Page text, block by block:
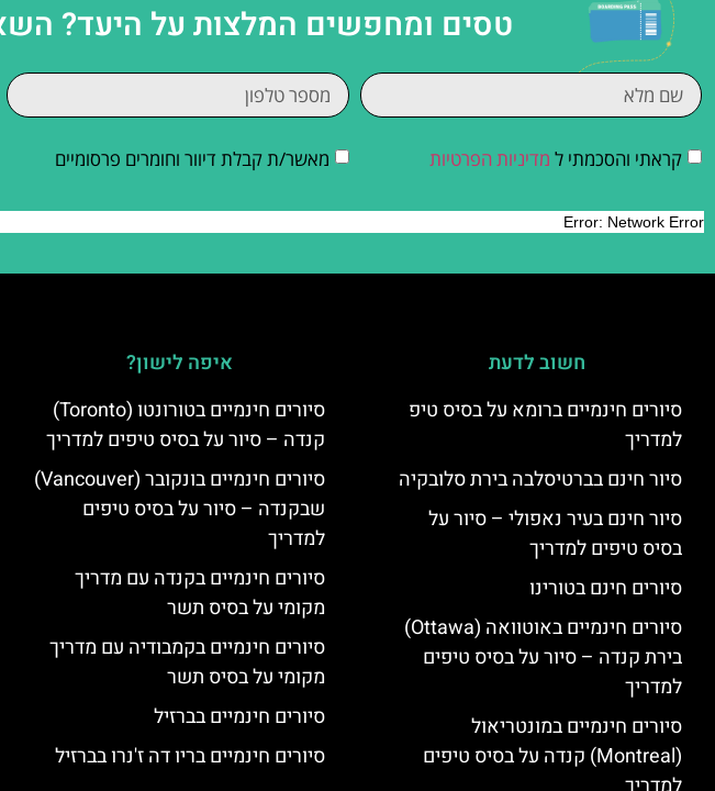
טסים ומחפשים המלצות על היעד?
קראתי והסכמתי ל מדיניות הפרטיות מאשר/ת קבלת דיוור וחומרים פרסומיים
חשוב לדעת
סיורים חינמיים ברומא על בסיס טיפ
למדריך
סיור חינם בברטיסלבה בירת סלובקיה
סיור חינם בעיר נאפולי – סיור על
בסיס טיפים למדריך
סיורים חינם בטורינו
סיורים חינמיים באוטוואה (Ottawa)
בירת קנדה – סיור על בסיס טיפים
למדריך
סיורים חינמיים במונטריאול
(Montreal) קנדה על בסיס טיפים
איפה לישון?
סיורים חינמיים בטורונטו (Toronto)
קנדה – סיור על בסיס טיפים למדריך
סיורים חינמיים בונקובר (Vancouver)
שבקנדה – סיור על בסיס טיפים
למדריך
סיורים חינמיים בקנדה עם מדריך
מקומי על בסיס תשר
סיורים חינמיים בקמבודיה עם מדריך
מקומי על בסיס תשר
סיורים חינמיים בברזיל
סיורים חינמיים בריו דה ז'נרו בברזיל